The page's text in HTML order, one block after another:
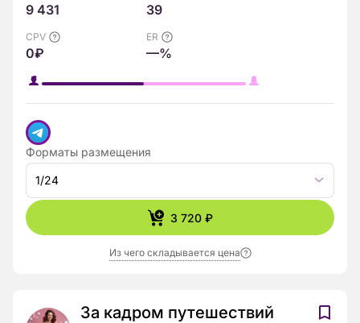
9 431 39
CPV
0₽
ER
—%
Форматы размещения
1/24
3 720 ₽
Из чего складывается цена
За кадром путешествий